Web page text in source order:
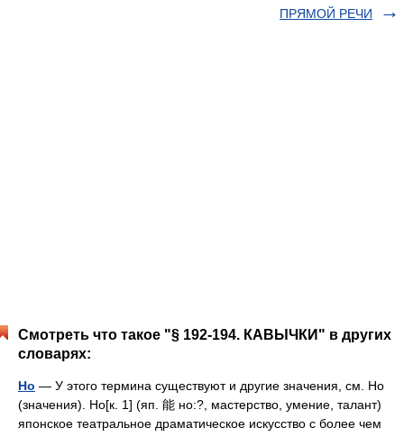
ПРЯМОЙ РЕЧИ
Смотреть что такое "§ 192-194. КАВЫЧКИ" в других
словарях:
Но — У этого термина существуют и другие значения, см. Но
(значения). Но[к. 1] (яп. 能 но:?, мастерство, умение, талант)
японское театральное драматическое искусство с более чем